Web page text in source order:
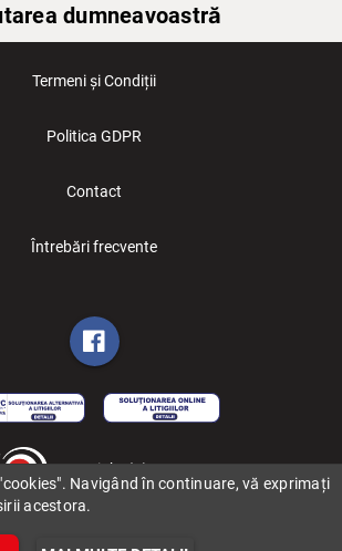
dumneavoastră
Termeni și Condiții
Politica GDPR
Contact
Întrebări frecvente
Copyright (C) 2006-2026 BILET.ro
Navigând în continuare, vă exprimați
acestora.